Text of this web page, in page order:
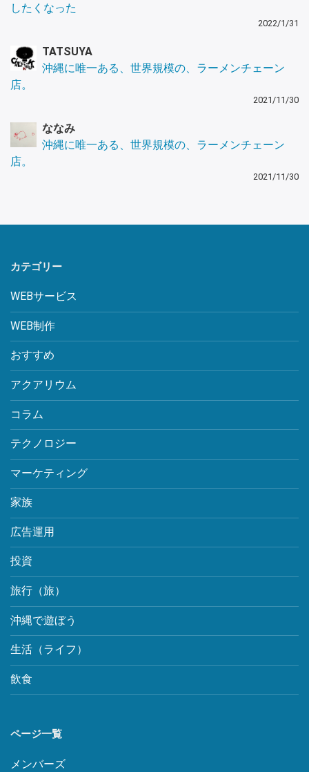
したくなった
2022/1/31
TATSUYA
沖縄に唯一ある、世界規模の、ラーメンチェーン
店。
2021/11/30
ななみ
沖縄に唯一ある、世界規模の、ラーメンチェーン
店。
2021/11/30
カテゴリー
WEBサービス
WEB制作
おすすめ
アクアリウム
コラム
テクノロジー
マーケティング
家族
広告運用
投資
旅行（旅）
沖縄で遊ぼう
生活（ライフ）
飲食
ページ一覧
メンバーズ